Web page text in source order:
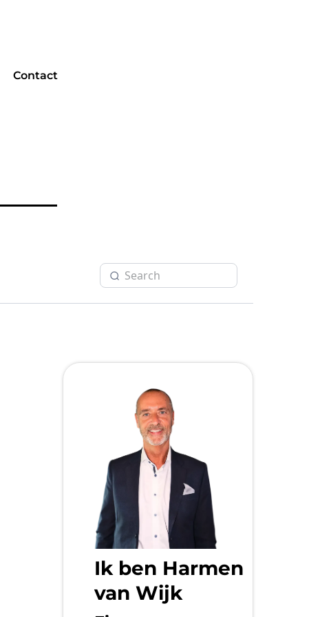
Contact
Ik ben Harmen
van Wijk